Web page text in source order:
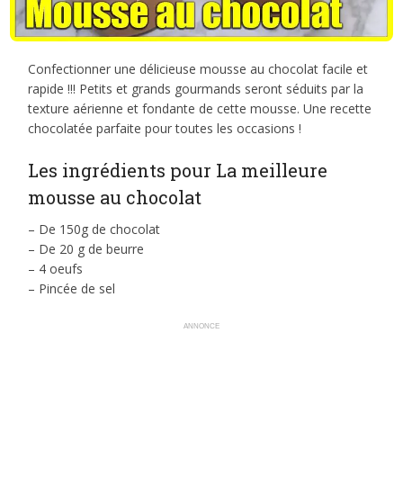
Confectionner une délicieuse mousse au chocolat facile et
rapide !!! Petits et grands gourmands seront séduits par la
texture aérienne et fondante de cette mousse. Une recette
chocolatée parfaite pour toutes les occasions !
Les ingrédients pour La meilleure
mousse au chocolat
– De 150g de chocolat
– De 20 g de beurre
– 4 oeufs
– Pincée de sel
ANNONCE